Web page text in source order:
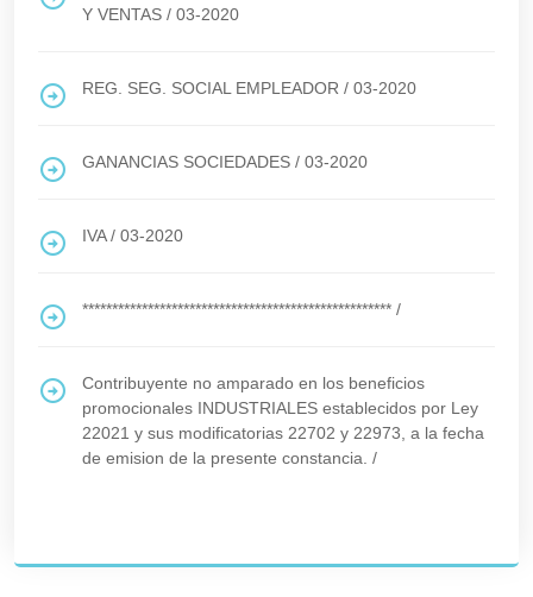
Y VENTAS / 03-2020
REG. SEG. SOCIAL EMPLEADOR / 03-2020
GANANCIAS SOCIEDADES / 03-2020
IVA/ 03-2020
**************************************************** /
Contribuyente no amparado en los beneficios
promocionales INDUSTRIALES establecidos por Ley
22021 y sus modificatorias 22702 y 22973, a la fecha
de emision de la presente constancia. /